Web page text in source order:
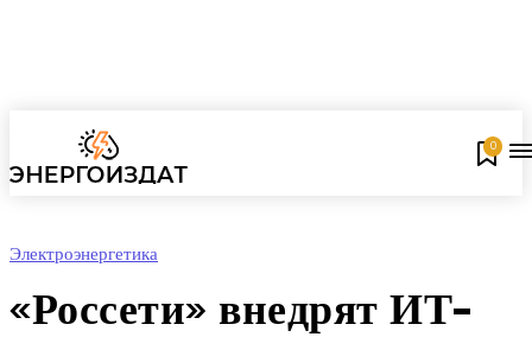
0
Электроэнергетика
«Россети» внедрят ИТ-